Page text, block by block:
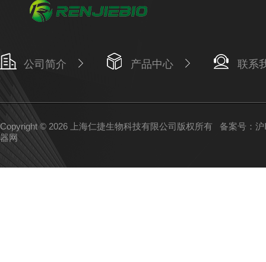
公司简介 产品中心 联系
Copyright © 2026 上海仁捷生物科技有限公司版权所有 备案号：
器网